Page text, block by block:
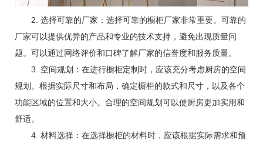
2. 选择可靠的厂家：选择可靠的橱柜厂家非常重要。可靠的
厂家可以提供优异的产品和专业的技术支持，避免出现质量问
题。可以通过网络评价和口碑了解厂家的信誉度和服务质量。
3. 空间规划：在进行橱柜定制时，应该充分考虑厨房的空间
规划。根据实际尺寸和布局，确定橱柜的款式和尺寸，以及各个
功能区域的位置和大小。合理的空间规划可以使厨房更加实用和
舒适。
4. 材料选择：在选择橱柜的材料时，应该根据实际需求和预